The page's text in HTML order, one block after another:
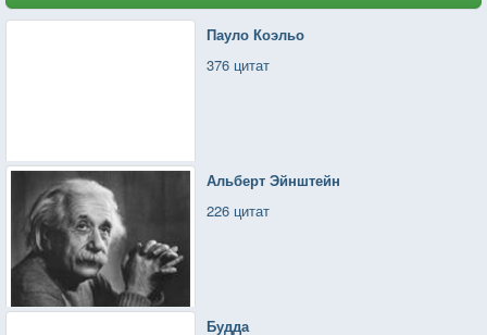
Пауло Коэльо
376 цитат
Альберт Эйнштейн
226 цитат
Будда